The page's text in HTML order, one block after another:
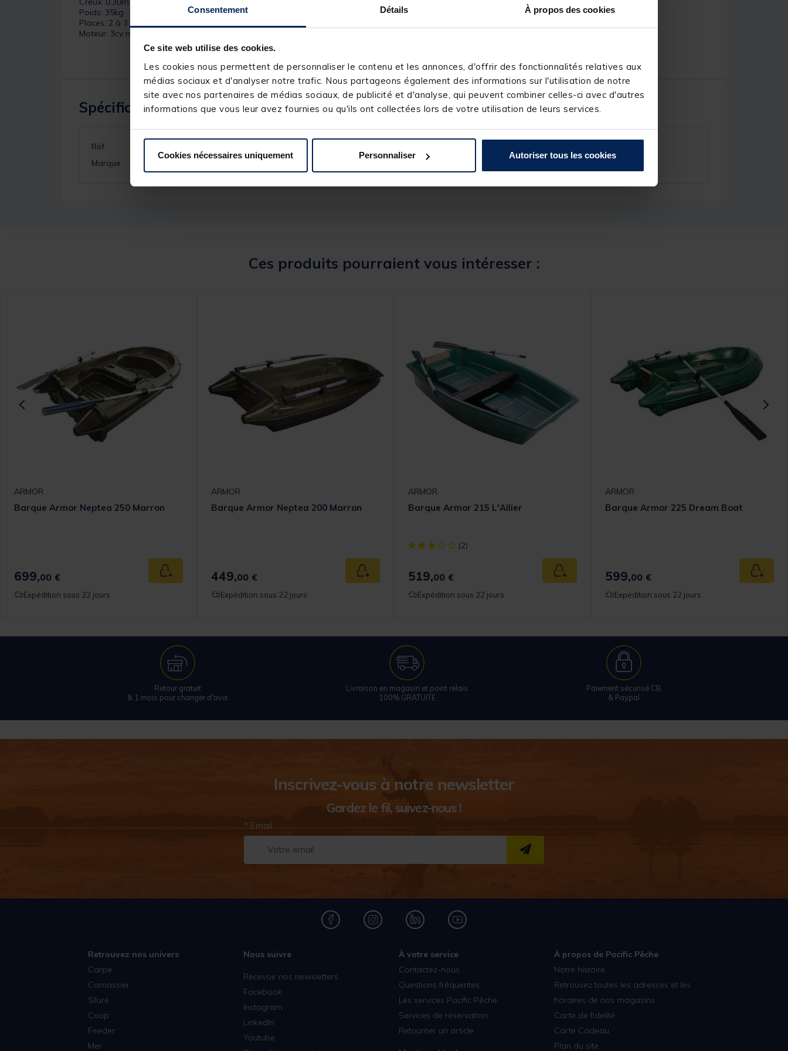
Consentement Détails À propos des cookies
Ce site web utilise des cookies.
Les cookies nous permettent de personnaliser le contenu et les annonces, d'offrir des fonctionnalités relatives aux
médias sociaux et d'analyser notre trafic. Nous partageons également des informations sur l'utilisation de notre
site avec nos partenaires de médias sociaux, de publicité et d'analyse, qui peuvent combiner celles-ci avec d'autres
informations que vous leur avez fournies ou qu'ils ont collectées lors de votre utilisation de leurs services.
Cookies nécessaires uniquement Personnaliser Autoriser tous les cookies
Poids: 35kg
Places: 2 à 3
Moteur: 3cv max.
Spécifications
Réf.
Marque
Ces produits pourraient vous intéresser :
panier
ARMOR
Barque Armor Neptea 250 Marron
699,00 € Ajouter au panier
Expédition sous 22 jours
ARMOR
Barque Armor Neptea 200 Marron
449,00 € Ajouter au panier
Expédition sous 22 jours
ARMOR
Barque Armor 215 L'Allier
[object Object] out of 5 Customer Rating
(2)
519,00 € Ajouter au panier
Expédition sous 22 jours
ARMOR
Barque Armor 225 Dream Boat
599,00 € Ajouter
Expédition sous 22 jours
Retour gratuit
& 1 mois pour changer d'avis
Livraison en magasin et point relais
100% GRATUITE
Paiement sécurisé CB
& Paypal
Inscrivez-vous à notre newsletter
Gardez le fil, suivez-nous !
* Email
S''INSCRIRE
Retrouvez nos univers
Carpe
Carnassier
Silure
Coup
Feeder
Mer
Nous suivre
Recevoir nos newsletters
Facebook
Instagram
LinkedIn
Youtube
À votre service
Contactez-nous
Questions fréquentes
Les services Pacific Pêche
Services de réservation
Retourner un article
À propos de Pacific Pêche
Notre histoire
Retrouvez toutes les adresses et les
horaires de nos magasins
Carte de fidelité
Carte Cadeau
Plan du site